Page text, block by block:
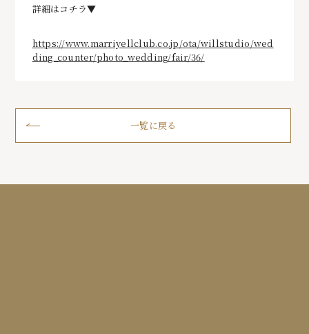
詳細はコチラ▼
https://www.marriyellclub.co.jp/ota/willstudio/wed
ding_counter/photo_wedding/fair/36/
一覧に戻る